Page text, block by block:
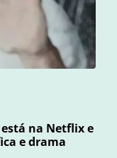
na Netflix e
e drama